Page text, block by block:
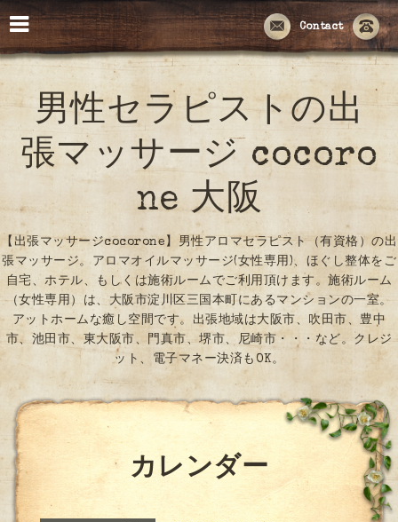
Contact
男性セラピストの出
張マッサージ cocoro
ne 大阪
【出張マッサージcocorone】男性アロマセラピスト（有資格）の出
張マッサージ。アロマオイルマッサージ(女性専用)、ほぐし整体をご
自宅、ホテル、もしくは施術ルームでご利用頂けます。施術ルーム
（女性専用）は、大阪市淀川区三国本町にあるマンションの一室。
アットホームな癒し空間です。出張地域は大阪市、吹田市、豊中
市、池田市、東大阪市、門真市、堺市、尼崎市・・・など。クレジ
ット、電子マネー決済もOK。
カレンダー